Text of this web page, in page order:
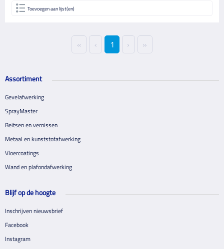
Toevoegen aan lijst(en)
« ‹ 1 › »
Assortiment
Gevelafwerking
SprayMaster
Beitsen en vernissen
Metaal en kunststofafwerking
Vloercoatings
Wand en plafondafwerking
Blijf op de hoogte
Inschrijven nieuwsbrief
Facebook
Instagram